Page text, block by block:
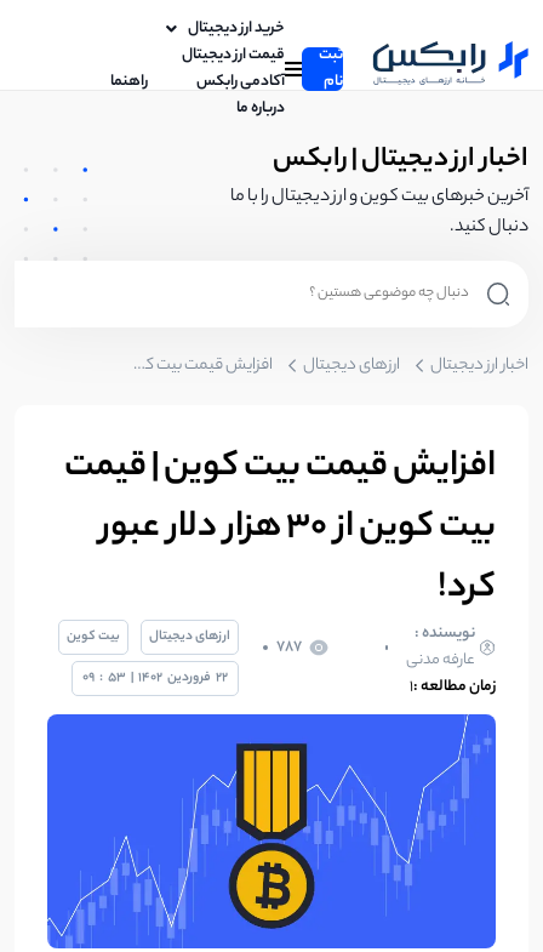
ثبت
نام
خرید ارز دیجیتال
قیمت ارز دیجیتال
آکادمی رابکس
راهنما
درباره ما
اخبار ارز دیجیتال | رابکس
آخرین خبرهای بیت کوین و ارز دیجیتال را با ما
دنبال کنید.
اخبار ارز دیجیتال ارزهای دیجیتال افزایش قیمت بیت کوین | قیمت بیت کوین از 30 هزار دلار عبور کرد!
افزایش قیمت بیت کوین | قیمت
بیت کوین از 30 هزار دلار عبور
کرد!
نویسنده :
عارفه مدنی
787
زمان مطالعه :1
ارزهای دیجیتال
بیت کوین
22 فروردین 1402
|
53
:
09